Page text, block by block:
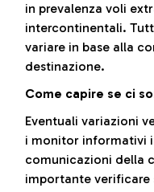
in prevalenza voli
intercontinentali.
variare in base alla
destinazione.
Come capire se ci
Eventuali variazioni
i monitor informativi
comunicazioni della
importante verificare